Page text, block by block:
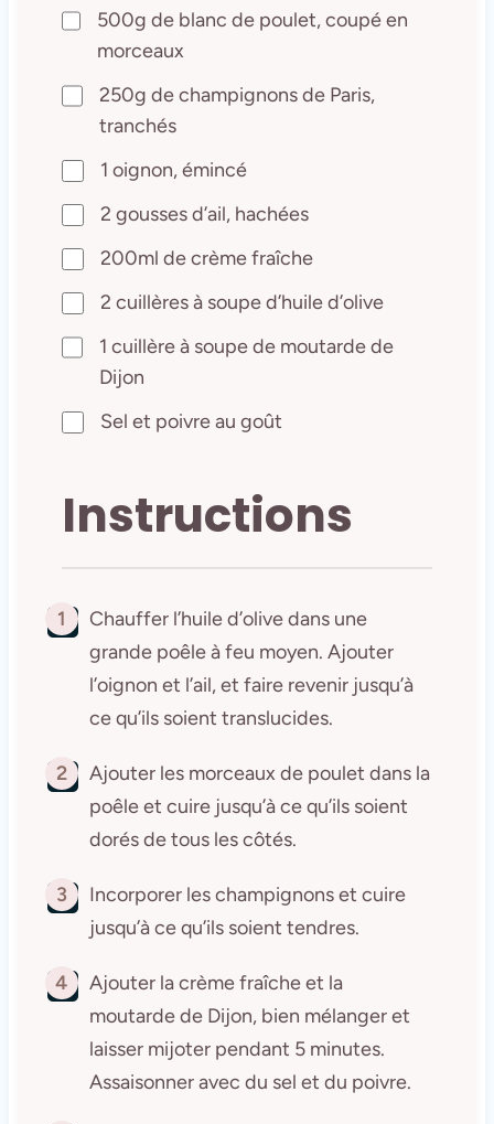
500g de blanc de poulet, coupé en
morceaux
250g de champignons de Paris,
tranchés
1 oignon, émincé
2 gousses d’ail, hachées
200ml de crème fraîche
2 cuillères à soupe d’huile d’olive
1 cuillère à soupe de moutarde de
Dijon
Sel et poivre au goût
Instructions
1
Chauffer l’huile d’olive dans une
grande poêle à feu moyen. Ajouter
l’oignon et l’ail, et faire revenir jusqu’à
ce qu’ils soient translucides.
2
Ajouter les morceaux de poulet dans la
poêle et cuire jusqu’à ce qu’ils soient
dorés de tous les côtés.
3
Incorporer les champignons et cuire
jusqu’à ce qu’ils soient tendres.
4
Ajouter la crème fraîche et la
moutarde de Dijon, bien mélanger et
laisser mijoter pendant 5 minutes.
Assaisonner avec du sel et du poivre.